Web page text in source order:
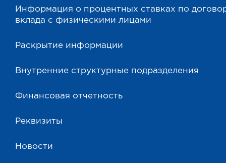
Информация о процентных ставках по
вклада с физическими лицами
Раскрытие информации
Внутренние структурные подразделения
Финансовая отчетность
Реквизиты
Новости